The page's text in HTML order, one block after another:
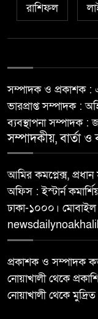
রাশিফল
সম্পাদক ও প্রকাশক :
ভারপ্রাপ্ত সম্পাদক :
ব্যবস্থাপনা সম্পাদক :
সম্পাদকীয়, বার্তা ও
আমির কমপ্লেক্স,
অফিস : ইস্টার্ন
ঢাকা-১০০০।
প্রকাশক ও সম্পাদক
নোয়াখালী থেকে
নোয়াখালী থেকে